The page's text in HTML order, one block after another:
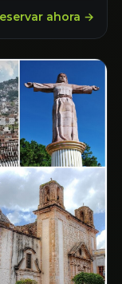
ahora →